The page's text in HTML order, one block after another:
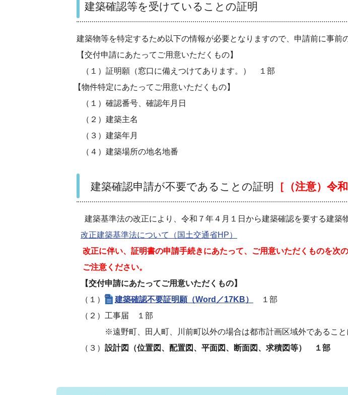
建築確認等を受けていることの証明
建築物等を特定するため以下の情報が必要となりますので、申請前に事前
【交付申請にあたってご用意いただくもの】
（１）証明願（窓口に備えつけてあります。） １部
【物件特定にあたってご用意いただくもの】
（１）確認番号、確認年月日
（２）建築主名
（３）建築年月
（４）建築場所の地名地番
建築確認申請が不要であることの証明 ［（注意）令
建築基準法の改正により、令和７年４月１日から建築確認を要する建築
改正建築基準法について（国土交通省HP）
改正に伴い、証明書の申請手続きにあたって、ご用意いただくものを次
ご注意ください。
【交付申請にあたってご用意いただくもの】
（１）
建築確認不要証明願（Word／17KB）
１部
（２）工事届 １部
※遠野町、田人町、川前町以外の場合は都市計画区域外であること
（３） 設計図（位置図、配置図、平面図、断面図、求積図等） １部